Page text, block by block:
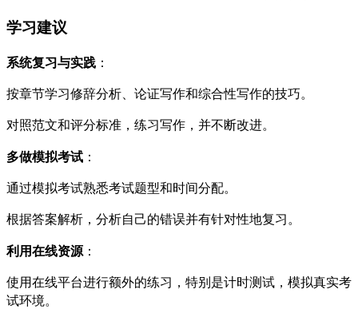
学习建议
系统复习与实践 ：
按章节学习修辞分析、论证写作和综合性写作的技巧。
对照范文和评分标准，练习写作，并不断改进。
多做模拟考试 ：
通过模拟考试熟悉考试题型和时间分配。
根据答案解析，分析自己的错误并有针对性地复习。
利用在线资源：
使用在线平台进行额外的练习，特别是计时测试，模拟真实考
试环境。